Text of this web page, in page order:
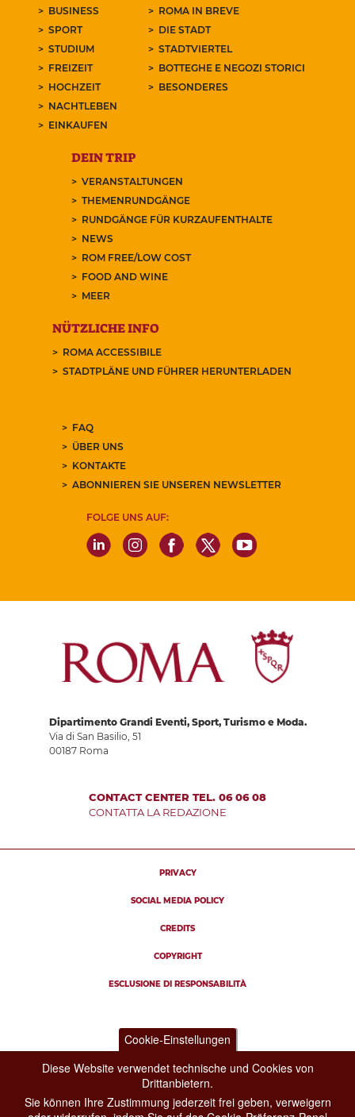
BUSINESS
SPORT
STUDIUM
FREIZEIT
HOCHZEIT
NACHTLEBEN
EINKAUFEN
ROMA IN BREVE
DIE STADT
STADTVIERTEL
BOTTEGHE E NEGOZI STORICI
BESONDERES
DEIN TRIP
VERANSTALTUNGEN
THEMENRUNDGÄNGE
RUNDGÄNGE FÜR KURZAUFENTHALTE
NEWS
ROM FREE/LOW COST
FOOD AND WINE
MEER
NÜTZLICHE INFO
ROMA ACCESSIBILE
STADTPLÄNE UND FÜHRER HERUNTERLADEN
FAQ
ÜBER UNS
KONTAKTE
ABONNIEREN SIE UNSEREN NEWSLETTER
FOLGE UNS AUF:
Dipartimento Grandi Eventi, Sport, Turismo e Moda.
Via di San Basilio, 51
00187 Roma
CONTACT CENTER TEL. 06 06 08
CONTATTA LA REDAZIONE
PRIVACY
SOCIAL MEDIA POLICY
CREDITS
COPYRIGHT
ESCLUSIONE DI RESPONSABILITÀ
Cookie-Einstellungen
Diese Website verwendet technische und Cookies von
Drittanbietern.
Sie können Ihre Zustimmung jederzeit frei geben, verweigern